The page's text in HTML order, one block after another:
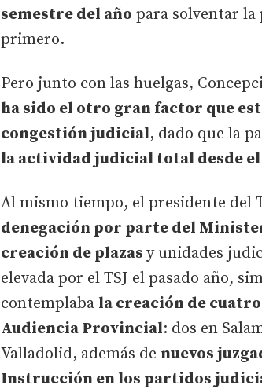
semestre del año para solventar
primero.
Pero junto con las huelgas,
ha sido el otro gran factor que
congestión judicial, dado que la
la actividad judicial total desde el
Al mismo tiempo, el presidente del
denegación por parte del
creación de plazas y unidades
elevada por el TSJ el pasado año,
contemplaba la creación de
Audiencia Provincial: dos en
Valladolid, además de nuevos
Instrucción en los partidos